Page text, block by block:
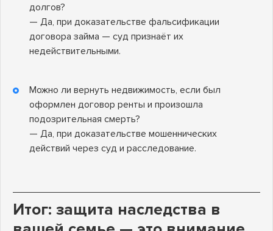
долгов?
— Да, при доказательстве фальсификации
договора займа — суд признаёт их
недействительными.
Можно ли вернуть недвижимость, если был
оформлен договор ренты и произошла
подозрительная смерть?
— Да, при доказательстве мошеннических
действий через суд и расследование.
Итог: защита наследства в